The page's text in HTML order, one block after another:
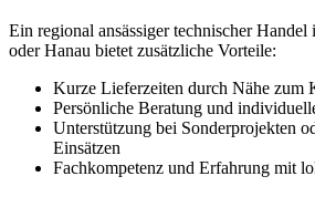
Ein regional ansässiger technischer
oder Hanau bietet zusätzliche Vorteile:
Kurze Lieferzeiten durch Nähe zum
Persönliche Beratung und
Unterstützung bei Sonderprojekten
Einsätzen
Fachkompetenz und Erfahrung mit